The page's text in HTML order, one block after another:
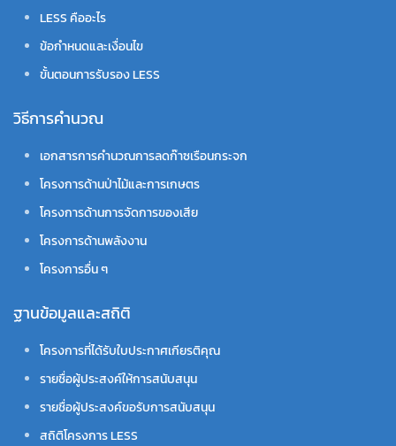
LESS คืออะไร
ข้อกำหนดและเงื่อนไข
ขั้นตอนการรับรอง LESS
วิธีการคำนวณ
เอกสารการคำนวณการลดก๊าซเรือนกระจก
โครงการด้านป่าไม้และการเกษตร
โครงการด้านการจัดการของเสีย
โครงการด้านพลังงาน
โครงการอื่น ๆ
ฐานข้อมูลและสถิติ
โครงการที่ได้รับใบประกาศเกียรติคุณ
รายชื่อผู้ประสงค์ให้การสนับสนุน
รายชื่อผู้ประสงค์ขอรับการสนับสนุน
สถิติโครงการ LESS